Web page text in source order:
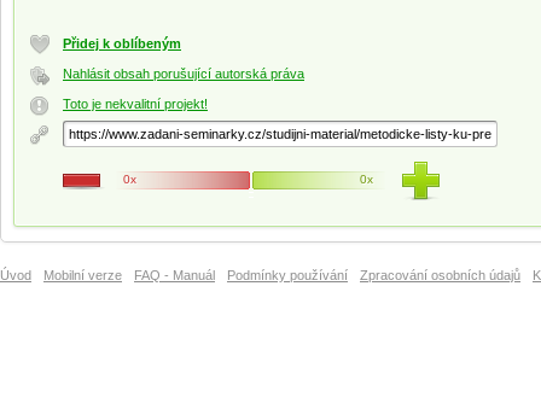
Přidej k oblíbeným
Nahlásit obsah porušující autorská práva
Toto je nekvalitní projekt!
0x 0x
Úvod Mobilní verze FAQ - Manuál Podmínky používání Zpracování osobních údajů